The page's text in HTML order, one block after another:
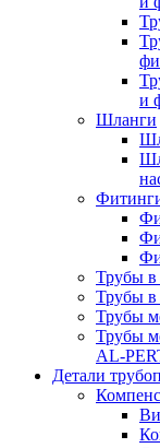
и
Шланги
Трубы
Трубы
Трубы
Трубы
AL-
Детали